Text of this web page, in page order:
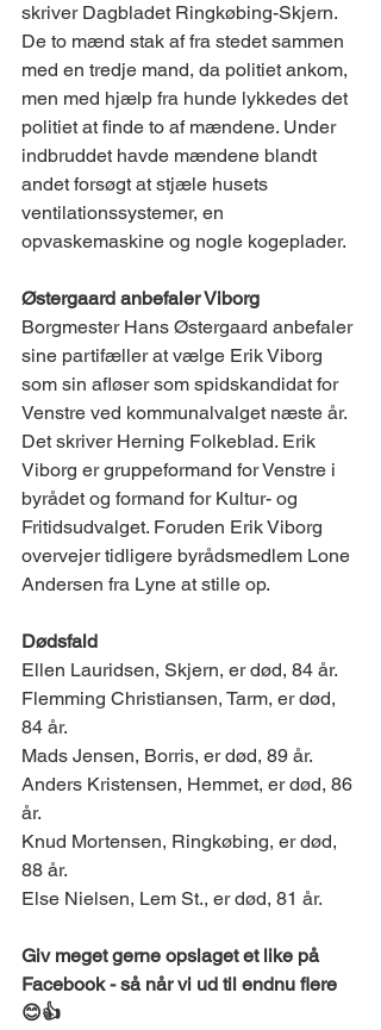
skriver Dagbladet Ringkøbing-Skjern.
De to mænd stak af fra stedet sammen
med en tredje mand, da politiet ankom,
men med hjælp fra hunde lykkedes det
politiet at finde to af mændene. Under
indbruddet havde mændene blandt
andet forsøgt at stjæle husets
ventilationssystemer, en
opvaskemaskine og nogle kogeplader.
Østergaard anbefaler Viborg
Borgmester Hans Østergaard anbefaler
sine partifæller at vælge Erik Viborg
som sin afløser som spidskandidat for
Venstre ved kommunalvalget næste år.
Det skriver Herning Folkeblad. Erik
Viborg er gruppeformand for Venstre i
byrådet og formand for Kultur- og
Fritidsudvalget. Foruden Erik Viborg
overvejer tidligere byrådsmedlem Lone
Andersen fra Lyne at stille op.
Dødsfald
Ellen Lauridsen, Skjern, er død, 84 år.
Flemming Christiansen, Tarm, er død,
84 år.
Mads Jensen, Borris, er død, 89 år.
Anders Kristensen, Hemmet, er død, 86
år.
Knud Mortensen, Ringkøbing, er død,
88 år.
Else Nielsen, Lem St., er død, 81 år. ​
Giv meget gerne opslaget et like på
Facebook - så når vi ud til endnu flere
😊👍